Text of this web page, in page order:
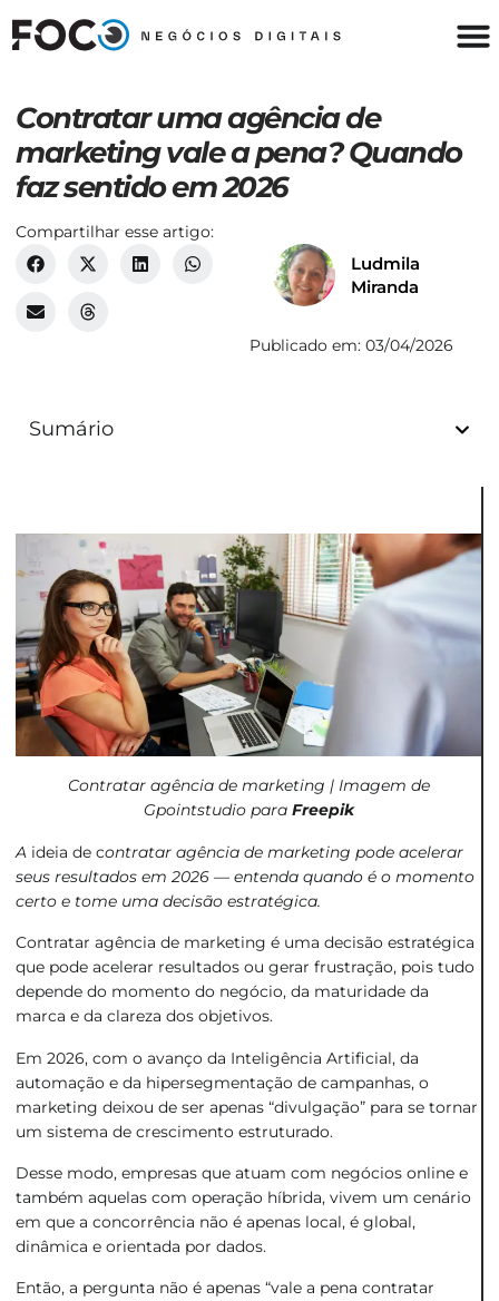
Contratar uma agência de
marketing vale a pena? Quando
faz sentido em 2026
Compartilhar esse artigo:
Ludmila
Miranda
Publicado em: 03/04/2026
Sumário
Contratar agência de marketing | Imagem de
Gpointstudio para Freepik
A ideia de contratar agência de marketing pode acelerar
seus resultados em 2026 — entenda quando é o momento
certo e tome uma decisão estratégica.
Contratar agência de marketing é uma decisão estratégica
que pode acelerar resultados ou gerar frustração, pois tudo
depende do momento do negócio, da maturidade da
marca e da clareza dos objetivos.
Em 2026, com o avanço da Inteligência Artificial, da
automação e da hipersegmentação de campanhas, o
marketing deixou de ser apenas “divulgação” para se tornar
um sistema de crescimento estruturado.
Desse modo, empresas que atuam com negócios online e
também aquelas com operação híbrida, vivem um cenário
em que a concorrência não é apenas local, é global,
dinâmica e orientada por dados.
Então, a pergunta não é apenas “vale a pena contratar